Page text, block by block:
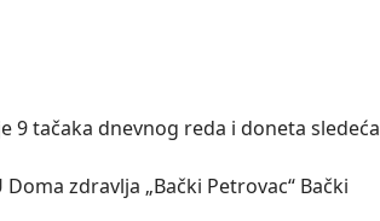
9 tačaka dnevnog reda i doneta sledeća
zdravlja „Bački Petrovac“ Bački